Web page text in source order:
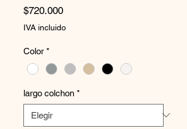
$720.000Precio
IVA incluido
Color *
largo colchon *